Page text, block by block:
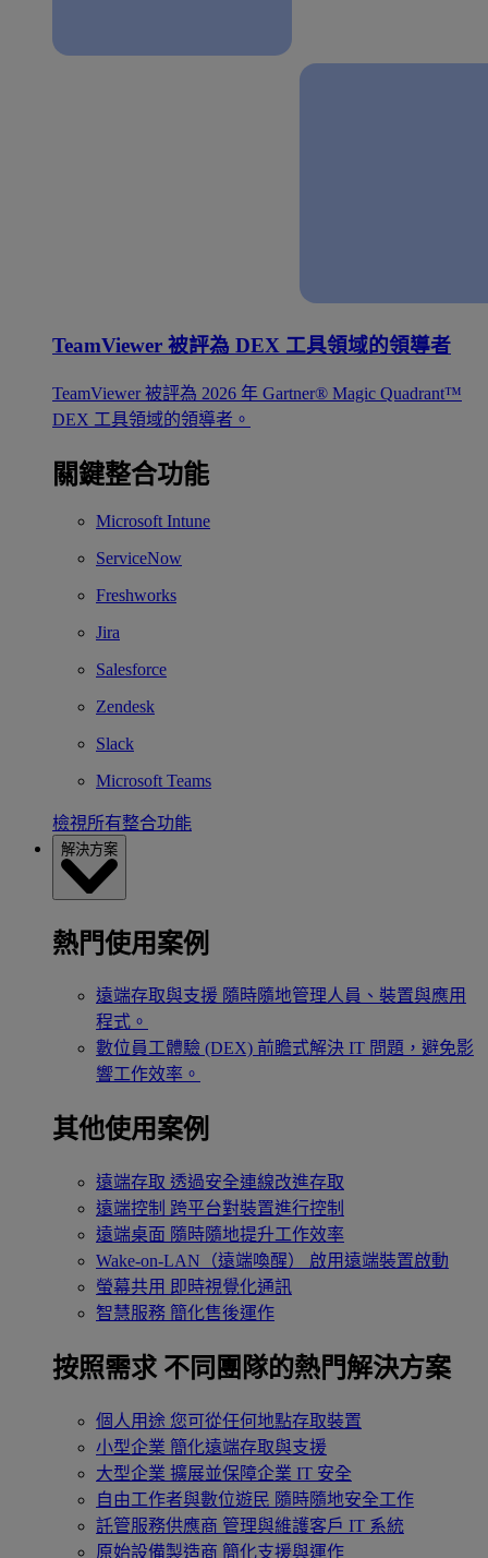
TeamViewer 被評為 DEX 工具領域的領導者
TeamViewer 被評為 2026 年 Gartner® Magic Quadrant™
DEX 工具領域的領導者。
關鍵整合功能
Microsoft Intune
ServiceNow
Freshworks
Jira
Salesforce
Zendesk
Slack
Microsoft Teams
檢視所有整合功能
解決方案
熱門使用案例
遠端存取與支援 隨時隨地管理人員、裝置與應用
程式。
數位員工體驗 (DEX) 前瞻式解決 IT 問題，避免影
響工作效率。
其他使用案例
遠端存取 透過安全連線改進存取
遠端控制 跨平台對裝置進行控制
遠端桌面 隨時隨地提升工作效率
Wake-on-LAN（遠端喚醒）
啟用遠端裝置啟動
螢幕共用 即時視覺化通訊
智慧服務 簡化售後運作
按照需求 不同團隊的熱門解決方案
個人用途 您可從任何地點存取裝置
小型企業 簡化遠端存取與支援
大型企業 擴展並保障企業 IT 安全
自由工作者與數位遊民 隨時隨地安全工作
託管服務供應商 管理與維護客戶 IT 系統
原始設備製造商 簡化支援與運作